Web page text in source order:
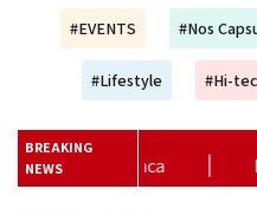
#EVENTS #Nos
#Lifestyle #Hi-
BREAKING
NEWS avec le boxeur